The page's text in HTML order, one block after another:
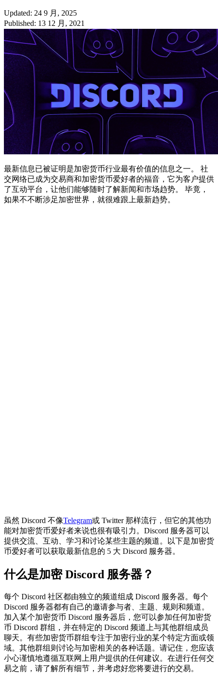
Updated: 24 9 月, 2025
Published: 13 12 月, 2021
最新信息已被证明是加密货币行业最有价值的信息之一。 社
交网络已成为交易商和加密货币爱好者的福音，它为客户提供
了互动平台，让他们能够随时了解新闻和市场趋势。 毕竟，
如果不不断涉足加密世界，就很难跟上最新趋势。
虽然 Discord 不像Telegram或 Twitter 那样流行，但它的其他功
能对加密货币爱好者来说也很有吸引力。Discord 服务器可以
提供交流、互动、学习和讨论某些主题的频道。以下是加密货
币爱好者可以获取最新信息的 5 大 Discord 服务器。
什么是加密 Discord 服务器？
每个 Discord 社区都由独立的频道组成 Discord 服务器。每个
Discord 服务器都有自己的邀请参与者、主题、规则和频道。
加入某个加密货币 Discord 服务器后，您可以参加任何加密货
币 Discord 群组，并在特定的 Discord 频道上与其他群组成员
聊天。有些加密货币群组专注于加密行业的某个特定方面或领
域。其他群组则讨论与加密相关的各种话题。请记住，您应该
小心谨慎地遵循互联网上用户提供的任何建议。在进行任何交
易之前，请了解所有细节，并考虑好您将要进行的交易。